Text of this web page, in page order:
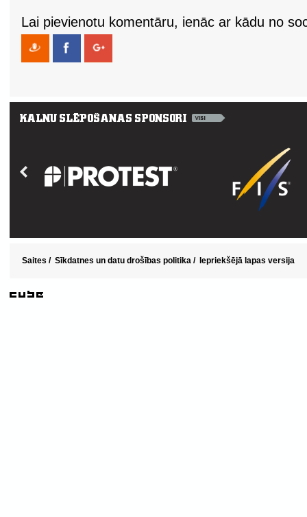
Lai pievienotu komentāru, ienāc ar kādu no
Saites / Sīkdatnes un datu drošības politika / Iepriekšējā lapas versija